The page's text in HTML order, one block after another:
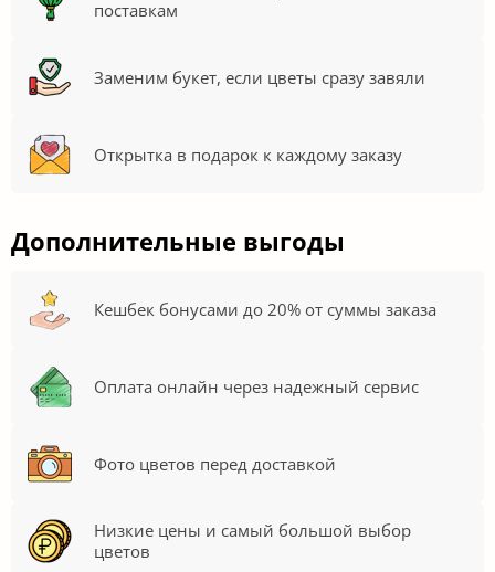
поставкам
Заменим букет, если цветы сразу завяли
Открытка в подарок к каждому заказу
Дополнительные выгоды
Кешбек бонусами до 20% от суммы заказа
Оплата онлайн через надежный сервис
Фото цветов перед доставкой
Низкие цены и самый большой выбор
цветов